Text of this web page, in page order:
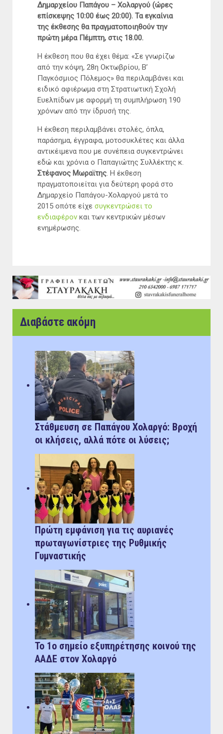
Δημαρχείου Παπάγου – Χολαργού (ώρες
επίσκεψης 10:00 έως 20:00). Τα εγκαίνια
της έκθεσης θα πραγματοποιηθούν την
πρώτη μέρα Πέμπτη, στις 18.00.
Η έκθεση που θα έχει θέμα: «Σε γνωρίζω
από την κόψη, 28η Οκτωβρίου, Β’
Παγκόσμιος Πόλεμος» θα περιλαμβάνει και
ειδικό αφιέρωμα στη Στρατιωτική Σχολή
Ευελπίδων με αφορμή τη συμπλήρωση 190
χρόνων από την ίδρυσή της.
Η έκθεση περιλαμβάνει στολές, όπλα,
παράσημα, έγγραφα, μοτοσυκλέτες και άλλα
αντικέιμενα που με συνέπεια συγκεντρώνει
εδώ και χρόνια ο Παπαγιώτης Συλλέκτης κ.
Στέφανος Μωραϊτης. Η έκθεση
πραγματοποιείται για δεύτερη φορά στο
Δημαρχείο Παπάγου-Χολαργού μετά το
2015 οπότε είχε συγκεντρώσει το
ενδιαφέρον και των κεντρικών μέσων
ενημέρωσης.
Διαβάστε ακόμη
Στάθμευση σε Παπάγου Χολαργό: Bροχή
οι κλήσεις, αλλά πότε οι λύσεις;
Πρώτη εμφάνιση για τις αυριανές
πρωταγωνίστριες της Ρυθμικής
Γυμναστικής
Το 1ο σημείο εξυπηρέτησης κοινού της
ΑΑΔΕ στον Χολαργό